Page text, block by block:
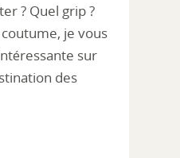
? Quel grip ?
je vous
sur
des